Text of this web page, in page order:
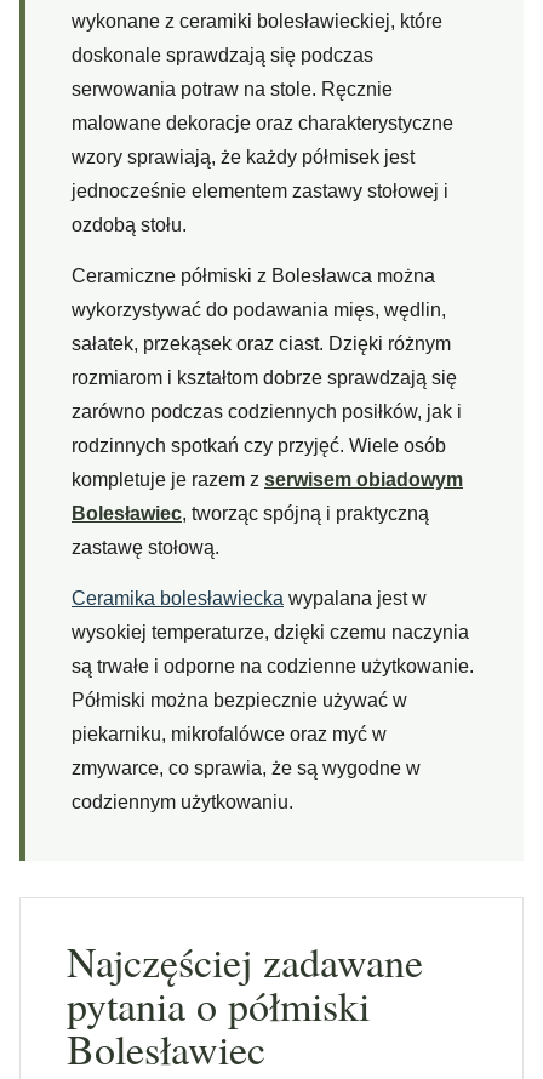
wykonane z ceramiki bolesławieckiej, które
doskonale sprawdzają się podczas
serwowania potraw na stole. Ręcznie
malowane dekoracje oraz charakterystyczne
wzory sprawiają, że każdy półmisek jest
jednocześnie elementem zastawy stołowej i
ozdobą stołu.
Ceramiczne półmiski z Bolesławca można
wykorzystywać do podawania mięs, wędlin,
sałatek, przekąsek oraz ciast. Dzięki różnym
rozmiarom i kształtom dobrze sprawdzają się
zarówno podczas codziennych posiłków, jak i
rodzinnych spotkań czy przyjęć. Wiele osób
kompletuje je razem z serwisem obiadowym
Bolesławiec, tworząc spójną i praktyczną
zastawę stołową.
Ceramika bolesławiecka wypalana jest w
wysokiej temperaturze, dzięki czemu naczynia
są trwałe i odporne na codzienne użytkowanie.
Półmiski można bezpiecznie używać w
piekarniku, mikrofalówce oraz myć w
zmywarce, co sprawia, że są wygodne w
codziennym użytkowaniu.
Najczęściej zadawane
pytania o półmiski
Bolesławiec